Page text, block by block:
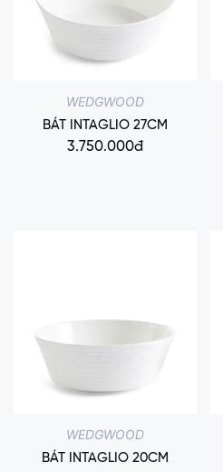
WEDGWOOD
BÁT INTAGLIO 27CM
3.750.000đ
WEDGWOOD
BÁT INTAGLIO 20CM